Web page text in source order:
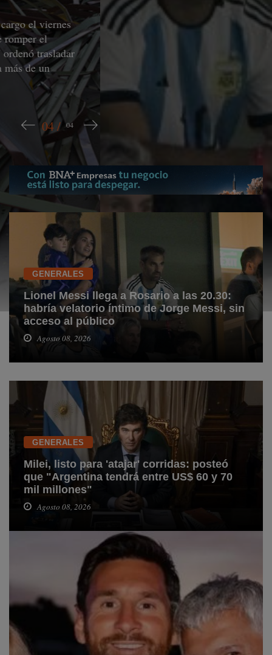
Del sepelio solo trascendió que los restos del padre
de Leo descansarán en el Cementerio Parque del
Solar. Expectativa por la llegada del futbolista a
acompañar la despedida. ...
GENERALES
Lionel Messi llega a Rosario a las 20.30:
habría velatorio íntimo de Jorge Messi, sin
acceso al público
Agosto 08, 2026
GENERALES
Milei, listo para 'atajar' corridas: posteó
que "Argentina tendrá entre US$ 60 y 70
mil millones"
Agosto 08, 2026